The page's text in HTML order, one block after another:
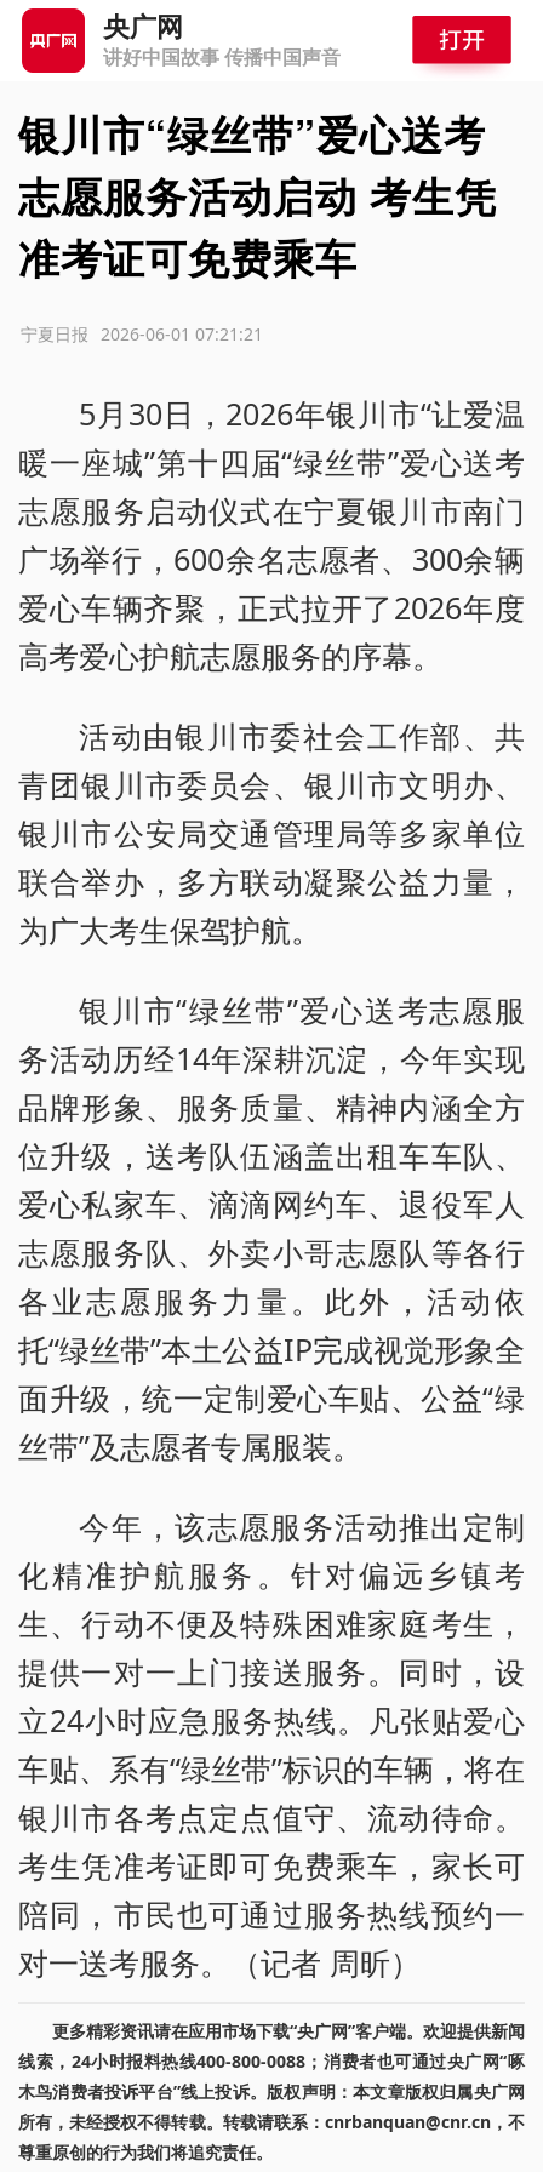
央广网
讲好中国故事 传播中国声音
银川市“绿丝带”爱心送考
志愿服务活动启动 考生凭
准考证可免费乘车
2026-06-01 07:21:21
宁夏日报
5月30日，2026年银川市“让爱温
暖一座城”第十四届“绿丝带”爱心送考
志愿服务启动仪式在宁夏银川市南门
广场举行，600余名志愿者、300余辆
爱心车辆齐聚，正式拉开了2026年度
高考爱心护航志愿服务的序幕。
活动由银川市委社会工作部、共
青团银川市委员会、银川市文明办、
银川市公安局交通管理局等多家单位
联合举办，多方联动凝聚公益力量，
为广大考生保驾护航。
银川市“绿丝带”爱心送考志愿服
务活动历经14年深耕沉淀，今年实现
品牌形象、服务质量、精神内涵全方
位升级，送考队伍涵盖出租车车队、
爱心私家车、滴滴网约车、退役军人
志愿服务队、外卖小哥志愿队等各行
各业志愿服务力量。此外，活动依
托“绿丝带”本土公益IP完成视觉形象全
面升级，统一定制爱心车贴、公益“绿
丝带”及志愿者专属服装。
今年，该志愿服务活动推出定制
化精准护航服务。针对偏远乡镇考
生、行动不便及特殊困难家庭考生，
提供一对一上门接送服务。同时，设
立24小时应急服务热线。凡张贴爱心
车贴、系有“绿丝带”标识的车辆，将在
银川市各考点定点值守、流动待命。
考生凭准考证即可免费乘车，家长可
陪同，市民也可通过服务热线预约一
对一送考服务。（记者 周昕）
更多精彩资讯请在应用市场下载“央广网”客户端。欢迎提供新闻
线索，24小时报料热线400-800-0088；消费者也可通过央广网“啄
木鸟消费者投诉平台”线上投诉。版权声明：本文章版权归属央广网
所有，未经授权不得转载。转载请联系：cnrbanquan@cnr.cn，不
尊重原创的行为我们将追究责任。